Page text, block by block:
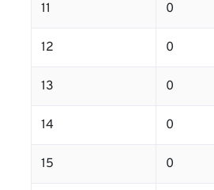
11 0
12 0
13 0
14 0
15 0